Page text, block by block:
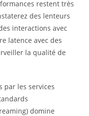
restent très
des lenteurs
interactions avec
latence avec des
la qualité de
par les services
domine